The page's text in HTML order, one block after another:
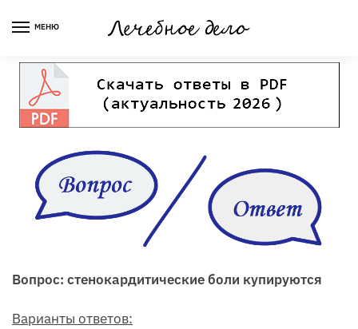
МЕНЮ
Вопрос: стенокардитические боли купируются
Варианты ответов: